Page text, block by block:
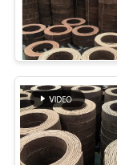
НАС
ФАБРИКИ
ПРОВЕРКА